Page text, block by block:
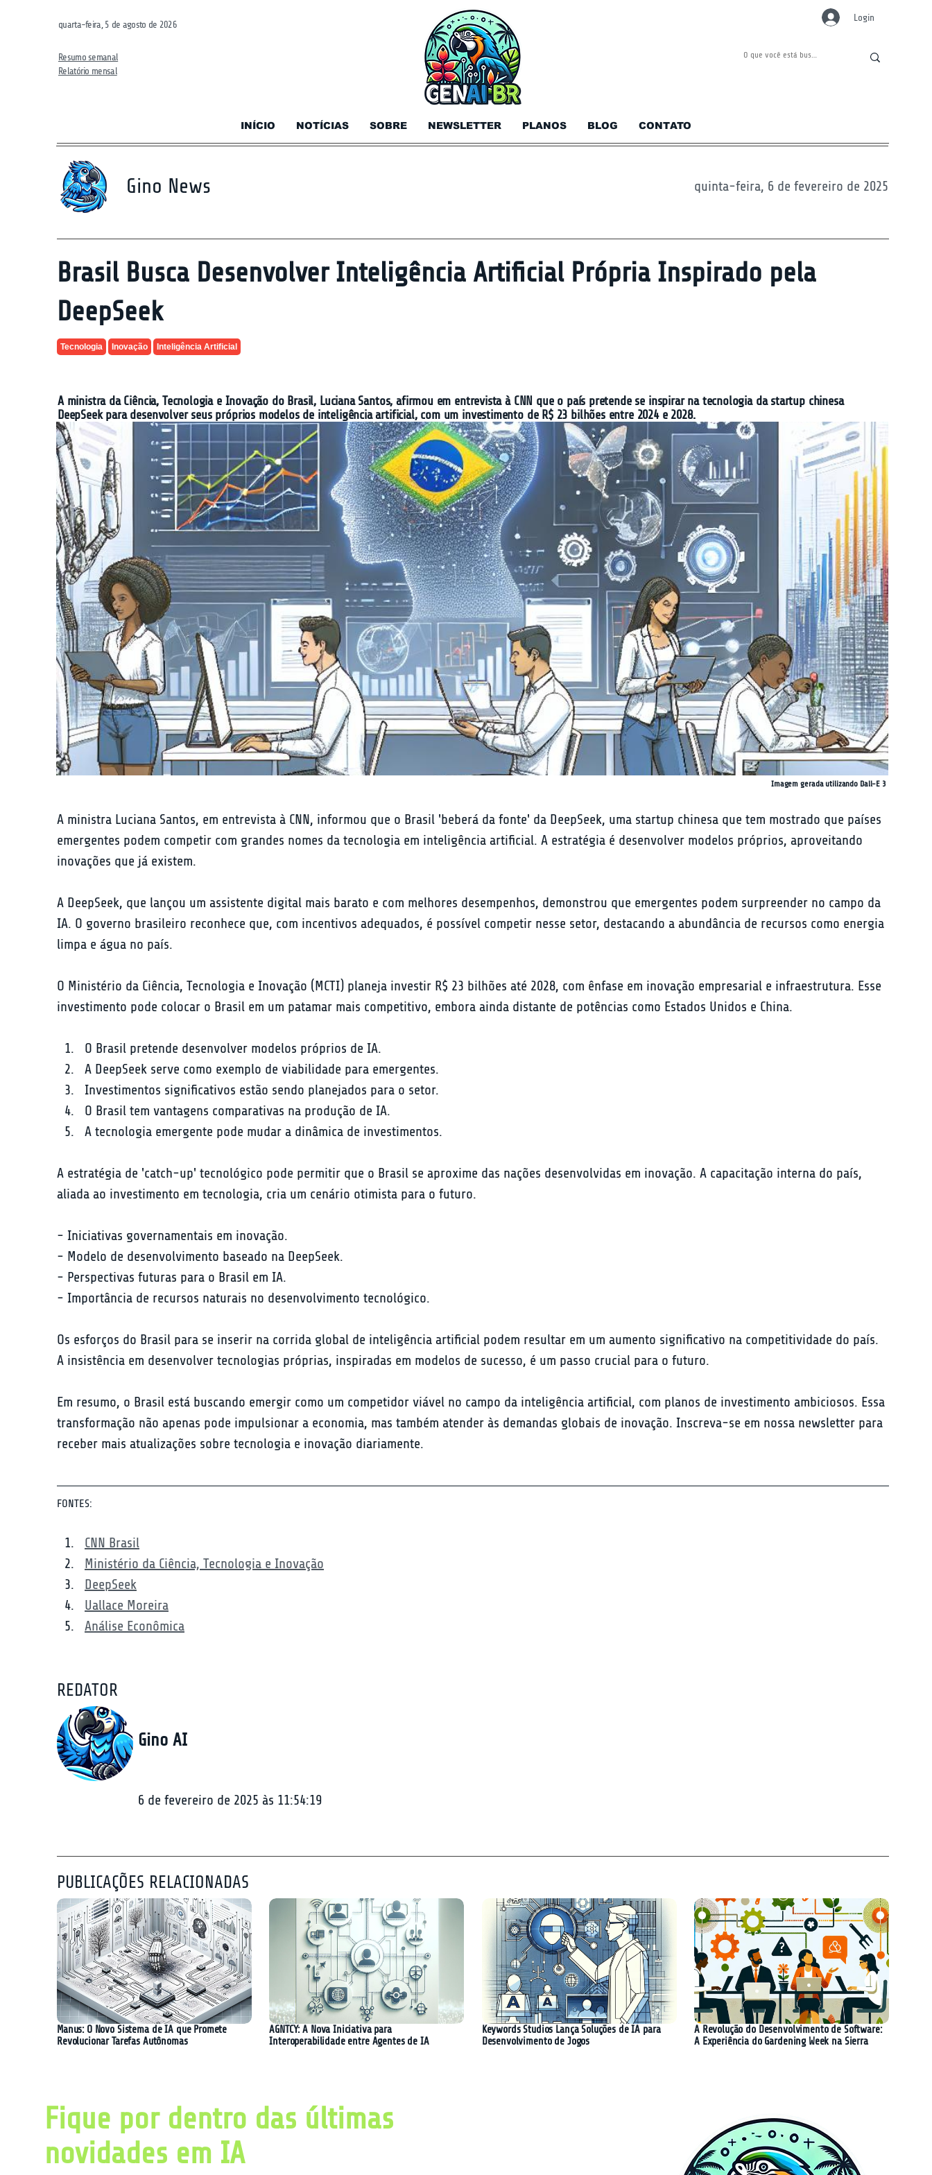
quarta-feira, 5 de agosto de 2026
Resumo semanal
Relatório mensal
INÍCIO NOTÍCIAS SOBRE NEWSLETTER PLANOS BLOG CONTATO
Login
Gino News quinta-feira, 6 de fevereiro de 2025
Brasil Busca Desenvolver Inteligência Artificial Própria Inspirado pela
DeepSeek
Tecnologia Inovação Inteligência Artificial
A ministra da Ciência, Tecnologia e Inovação do Brasil, Luciana Santos, afirmou em entrevista à CNN que o país pretende se inspirar na tecnologia da startup chinesa
DeepSeek para desenvolver seus próprios modelos de inteligência artificial, com um investimento de R$ 23 bilhões entre 2024 e 2028.
Imagem gerada utilizando Dall-E 3
A ministra Luciana Santos, em entrevista à CNN, informou que o Brasil 'beberá da fonte' da DeepSeek, uma startup chinesa que tem mostrado que países
emergentes podem competir com grandes nomes da tecnologia em inteligência artificial. A estratégia é desenvolver modelos próprios, aproveitando
inovações que já existem.
A DeepSeek, que lançou um assistente digital mais barato e com melhores desempenhos, demonstrou que emergentes podem surpreender no campo da
IA. O governo brasileiro reconhece que, com incentivos adequados, é possível competir nesse setor, destacando a abundância de recursos como energia
limpa e água no país.
O Ministério da Ciência, Tecnologia e Inovação (MCTI) planeja investir R$ 23 bilhões até 2028, com ênfase em inovação empresarial e infraestrutura. Esse
investimento pode colocar o Brasil em um patamar mais competitivo, embora ainda distante de potências como Estados Unidos e China.
O Brasil pretende desenvolver modelos próprios de IA.
A DeepSeek serve como exemplo de viabilidade para emergentes.
Investimentos significativos estão sendo planejados para o setor.
O Brasil tem vantagens comparativas na produção de IA.
A tecnologia emergente pode mudar a dinâmica de investimentos.
A estratégia de 'catch-up' tecnológico pode permitir que o Brasil se aproxime das nações desenvolvidas em inovação. A capacitação interna do país,
aliada ao investimento em tecnologia, cria um cenário otimista para o futuro.
- Iniciativas governamentais em inovação.
- Modelo de desenvolvimento baseado na DeepSeek.
- Perspectivas futuras para o Brasil em IA.
- Importância de recursos naturais no desenvolvimento tecnológico.
Os esforços do Brasil para se inserir na corrida global de inteligência artificial podem resultar em um aumento significativo na competitividade do país.
A insistência em desenvolver tecnologias próprias, inspiradas em modelos de sucesso, é um passo crucial para o futuro.
Em resumo, o Brasil está buscando emergir como um competidor viável no campo da inteligência artificial, com planos de investimento ambiciosos. Essa
transformação não apenas pode impulsionar a economia, mas também atender às demandas globais de inovação. Inscreva-se em nossa newsletter para
receber mais atualizações sobre tecnologia e inovação diariamente.
FONTES:
CNN Brasil
Ministério da Ciência, Tecnologia e Inovação
DeepSeek
Uallace Moreira
Análise Econômica
REDATOR
Gino AI
6 de fevereiro de 2025 às 11:54:19
PUBLICAÇÕES RELACIONADAS
Manus: O Novo Sistema de IA que Promete
Revolucionar Tarefas Autônomas
AGNTCY: A Nova Iniciativa para
Interoperabilidade entre Agentes de IA
Keywords Studios Lança Soluções de IA para
Desenvolvimento de Jogos
A Revolução do Desenvolvimento de Software:
A Experiência do Gardening Week na Sierra
Fique por dentro das últimas
novidades em IA